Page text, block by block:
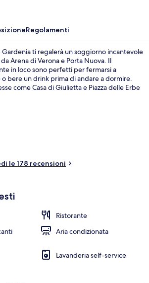
Regolamenti
Gardenia ti regalerà un soggiorno incantevole
Arena di Verona e Porta Nuova. Il
in loco sono perfetti per fermarsi a
bere un drink prima di andare a dormire.
come Casa di Giulietta e Piazza delle Erbe
le 178 recensioni
Ristorante
Aria condizionata
Lavanderia self-service